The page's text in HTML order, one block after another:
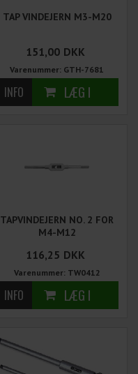
TAP VINDEJERN M3-M20
151,00 DKK
Varenummer: GTH-7681
TAPVINDEJERN NO. 2 FOR
M4-M12
116,25 DKK
Varenummer: TW0412